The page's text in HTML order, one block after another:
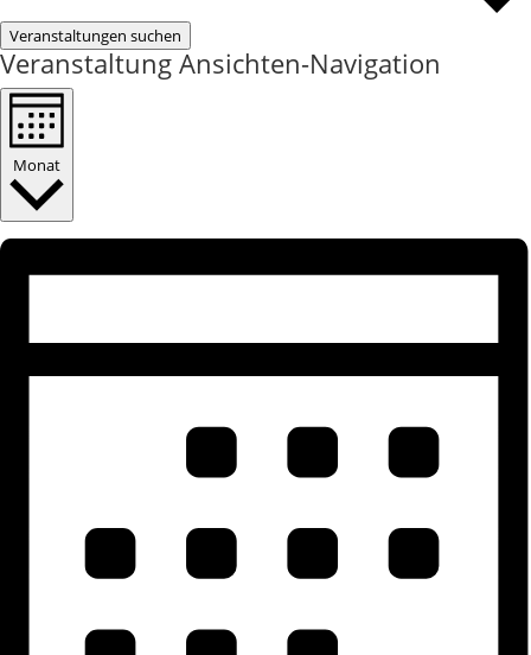
Veranstaltungen suchen
Veranstaltung Ansichten-Navigation
Monat